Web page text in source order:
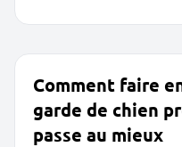
Comment faire
garde de chien
passe au mieux